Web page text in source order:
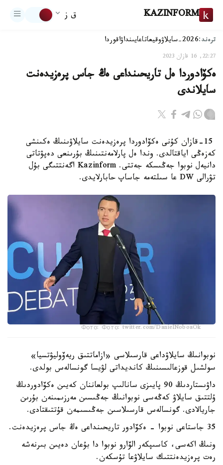
KAZINFORM ق ز
ترەند:2026-سايلاۋ وقيعاتاعايىنداۋاقوردا
22:27, 16 قازان 2023
ەكۆادوردا ەل تاريحىنداعى ەڭ جاس پرەزيدەنت
سايلاندى
15-قازان كۇنى ەكۆادوردا پرەزيدەنت سايلاۋىنىڭ ەكىنشى
كەزەڭى اياقتالدى. وندا ەل پارلامەنتىنىڭ بۇرىنعى دەپۋتاتى
دانيەل نوبوا جەڭىسكە جەتتى. Kazinform اگەنتتىگى بۇل
تۋرالى DW عا سىلتەمە جاساپ حابارلايدى.
Фото: Фото: twitter.com/DanielNoboaOk
نوبوانىڭ سايلاۋداعى قارسىلاسى «ازاماتتىق ريەۆوليۋتسيا»
سولشىل قوزعالىسىنىڭ كانديداتى لۋيسا گونسالەس بولدى.
داۋىستاردىڭ 90 پايىزى سانالىپ بولعاننان كەيىن ەكۆادوردىڭ
ۇلتتىق سايلاۋ كەڭەسى نوبوانىڭ جەڭىسىن مەرزىمىنەن بۇرىن
جاريالادى. گونسالەس قارسىلاسىن جەڭىسىمەن قۇتتىقتادى.
35 جاستاعى نوبوا - ەكۆادور تاريحىنداعى ەڭ جاس پرەزيدەنت.
ونىڭ اكەسى، كاسىپكەر الۆارو نوبوا دا بۇعان دەيىن بىرنەشە
رەت پرەزيدەنتتىك سايلاۋعا تۇسكەن.